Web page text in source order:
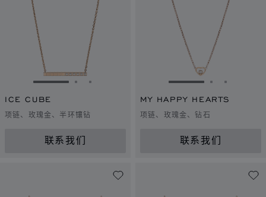
转到幻灯片 1转到幻灯片 2
转到幻灯片 3
ICE CUBE
项链、玫瑰金、半环镶钻
联系我们
转到幻灯片 1转到幻灯
转到幻
MY HAPPY HEARTS
项链、玫瑰金、钻石
联系我们